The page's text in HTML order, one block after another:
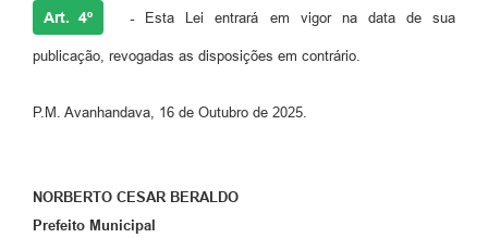
Art. 4º -Esta Lei entrará em vigor na data de sua
publicação, revogadas as disposições em contrário.
P.M. Avanhandava, 16 de Outubro de 2025.
NORBERTO CESAR BERALDO
Prefeito Municipal